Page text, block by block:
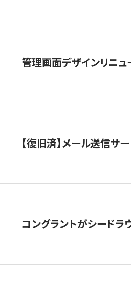
管理画面デザインリニ
【復旧済】メール送信サ
コングラントがシードラ